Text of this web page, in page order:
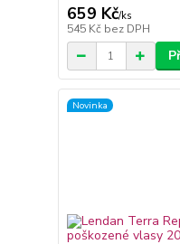
659 Kč/ks
545 Kč bez DPH
Novinka